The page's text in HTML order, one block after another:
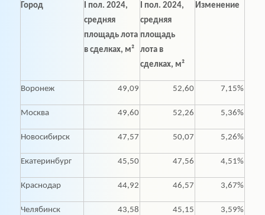
Город
I пол. 2024,
средняя
площадь лота
в сделках, м²
I пол. 2024,
средняя
площадь
лота в
сделках, м²
Изменение
Воронеж 49,09 52,60 7,15%
Москва 49,60 52,26 5,36%
Новосибирск 47,57 50,07 5,26%
Екатеринбург 45,50 47,56 4,51%
Краснодар 44,92 46,57 3,67%
Челябинск 43,58 45,15 3,59%